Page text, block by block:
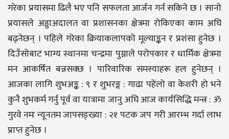
गरेका प्रयासमा ढिलै भए पनि सफलता आर्जन गर्न सकिने छ । सानो
प्रयासले अड्डाअदालत वा प्रशासनका क्षेत्रमा रोकिएका काम अघि
बढ्नेछन् । पहिले गरेका क्रियाकलापको मूल्याङ्कन र प्रशंसा हुनेछ ।
दिउँसोबाट भाग्य स्थानमा चन्द्रमा पुग्नाले परोपकार र धार्मिक क्षेत्रमा
मन आकर्षित बन्नसक्छ । पारिवारिक समस्याहरू हल हुनेछन् ।
आजका लागि शुभअङ्क : ९ र शुभरङ्ग : गाढा पहेंलो वा केशरी हो भने
कुनै शुभकर्म गर्नु पूर्व वा यात्रामा जानु अघि आज कार्यसिद्धि मन्त्र : ॐ
गुरवे नमः न्यूनतम जापसङ्ख्या : २१ पटक जप गरी आरम्भ गर्दा लाभ
प्राप्त हुनेछ ।